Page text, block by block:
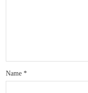
Name *